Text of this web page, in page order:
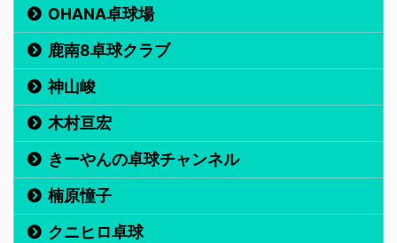
OHANA卓球場
鹿南8卓球クラブ
神山峻
木村亘宏
きーやんの卓球チャンネル
楠原憧子
クニヒロ卓球